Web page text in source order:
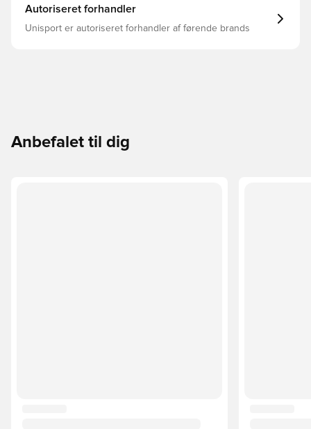
Autoriseret forhandler
Unisport er autoriseret forhandler af førende brands
Anbefalet til dig